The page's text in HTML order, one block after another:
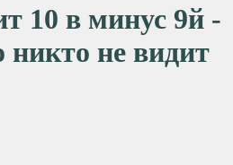
10 в минус 9й -
никто не видит